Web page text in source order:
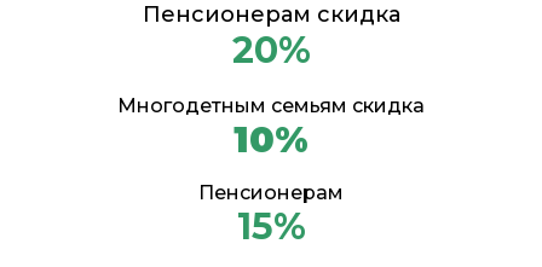
Пенсионерам скидка
20%
Многодетным семьям скидка
10%
Пенсионерам
15%